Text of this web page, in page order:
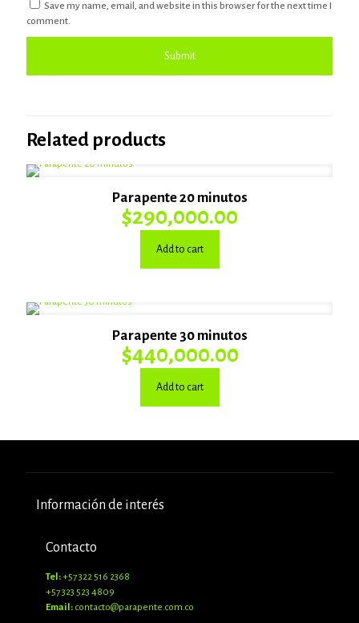
Save my name, email, and website in this browser for the next time I
comment.
Related products
Parapente 20 minutos
$290,000.00
Add to cart
Parapente 30 minutos
$440,000.00
Add to cart
Información de interés
Contacto
Tel:+57 322 516 2368
+57 323 523 4809
Email: contacto@parapente.com.co